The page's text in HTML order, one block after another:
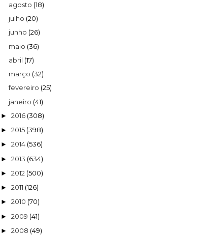
agosto (18)
julho (20)
junho (26)
maio (36)
abril (17)
março (32)
fevereiro (25)
janeiro (41)
► 2016 (308)
► 2015 (398)
► 2014 (536)
► 2013 (634)
► 2012 (500)
► 2011 (126)
► 2010 (70)
► 2009 (41)
► 2008 (49)